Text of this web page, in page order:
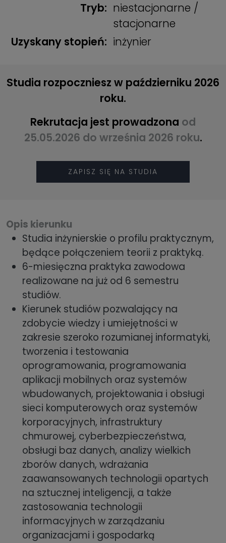
Tryb: niestacjonarne /
stacjonarne
Uzyskany stopień: inżynier
Studia rozpoczniesz w październiku 2026
roku.
Rekrutacja jest prowadzona od
25.05.2026 do września 2026 roku.
ZAPISZ SIĘ NA STUDIA
Opis kierunku
Studia inżynierskie o profilu praktycznym,
będące połączeniem teorii z praktyką.
6-miesięczna praktyka zawodowa
realizowane na już od 6 semestru
studiów.
Kierunek studiów pozwalający na
zdobycie wiedzy i umiejętności w
zakresie szeroko rozumianej informatyki,
tworzenia i testowania
oprogramowania, programowania
aplikacji mobilnych oraz systemów
wbudowanych, projektowania i obsługi
sieci komputerowych oraz systemów
korporacyjnych, infrastruktury
chmurowej, cyberbezpieczeństwa,
obsługi baz danych, analizy wielkich
zborów danych, wdrażania
zaawansowanych technologii opartych
na sztucznej inteligencji, a także
zastosowania technologii
informacyjnych w zarządzaniu
organizacjami i gospodarką